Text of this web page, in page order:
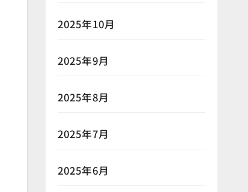
2025年10月
2025年9月
2025年8月
2025年7月
2025年6月